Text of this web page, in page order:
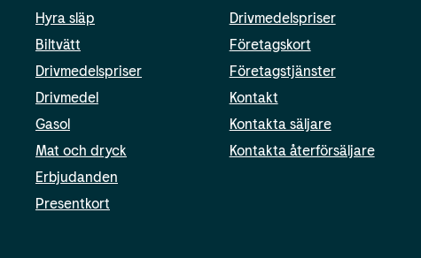
Hyra släp
Biltvätt
Drivmedelspriser
Drivmedel
Gasol
Mat och dryck
Erbjudanden
Presentkort
Drivmedelspriser
Företagskort
Företagstjänster
Kontakt
Kontakta säljare
Kontakta återförsäljare